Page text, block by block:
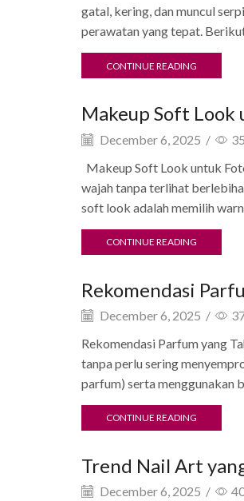
gatal, kering, dan muncul
perawatan yang tepat.
CONTINUE READING
Makeup Soft
December 6, 2025 /
Makeup Soft Look untuk
wajah tanpa terlihat
soft look adalah memilih
CONTINUE READING
Rekomendasi
December 6, 2025 /
Rekomendasi Parfum yang
tanpa perlu sering
parfum) serta menggunakan
CONTINUE READING
Trend Nail Art
December 6, 2025 /